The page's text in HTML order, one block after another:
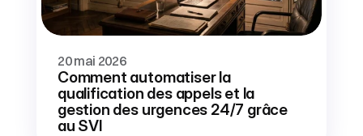
20 mai 2026
Comment automatiser la
qualification des appels et la
gestion des urgences 24/7 grâce
au SVI